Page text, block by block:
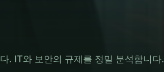
. IT와 보안의 규제를 정밀 분석합니다.